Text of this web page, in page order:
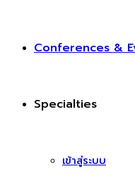
Conferences &
Specialties
เข้าสู่ระบบ